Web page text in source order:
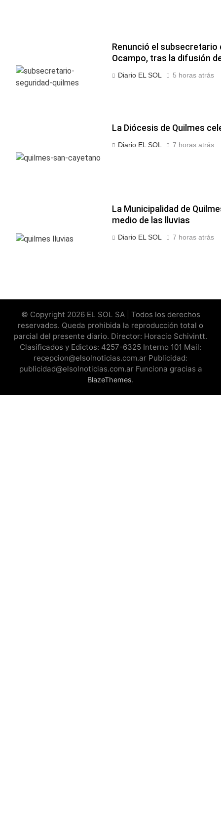
Renunció el subsecretario
Ocampo, tras la difusión
Diario EL SOL 5 horas atrás
La Diócesis de Quilmes
Diario EL SOL 7 horas atrás
La Municipalidad de
medio de las lluvias
Diario EL SOL 7 horas atrás
© Copyright 2026 EL SOL SA | Todos los derechos
reservados. Queda prohibida la reproducción total o
parcial del presente diario. Director: Horacio Schivintt.
Clasificados y Edictos: 4257-6325 Interno 101 Mail:
recepcion@elsolnoticias.com.ar Publicidad:
publicidad@elsolnoticias.com.ar Funciona gracias a
BlazeThemes.